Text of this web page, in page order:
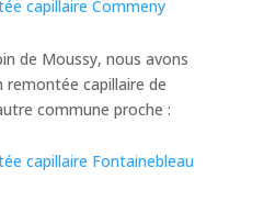
capillaire Commeny
de Moussy, nous avons
capillaire de
commune proche :
capillaire Fontainebleau